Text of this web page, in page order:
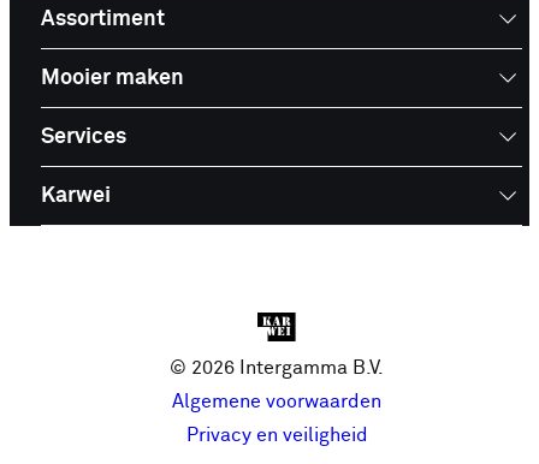
Assortiment
Mooier maken
Services
Karwei
© 2026 Intergamma B.V.
Algemene voorwaarden
Privacy en veiligheid